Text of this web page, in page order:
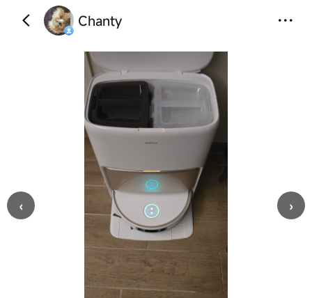
Chanty
‹ ›